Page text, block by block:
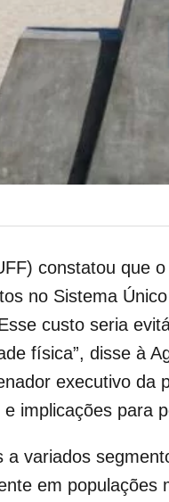
constatou que
no Sistema
custo seria
física”, disse à
executivo da
implicações para
variados
em populações